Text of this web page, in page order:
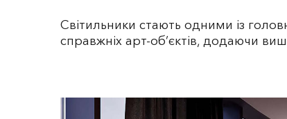
Світильники стають одними із
справжніх арт-об’єктів, додаючи